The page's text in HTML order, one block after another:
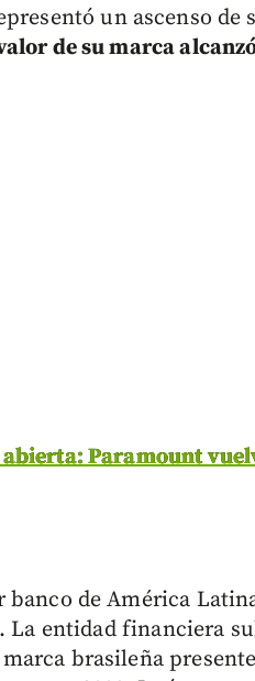
un ascenso de
de su marca
Paramount
banco de América
La entidad financiera
brasileña